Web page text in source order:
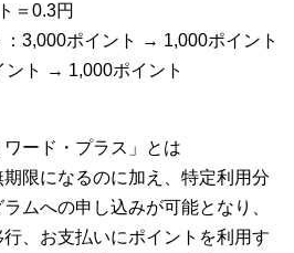
＝0.3円
：3,000ポイント → 1,000ポイント
ント → 1,000ポイント
ード・プラス」とは
限になるのに加え、特定利用分
ムへの申し込みが可能となり、
、お支払いにポイントを利用す